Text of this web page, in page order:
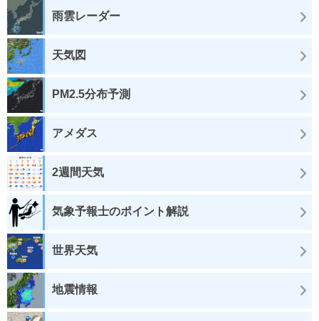
雨雲レーダー
天気図
PM2.5分布予測
アメダス
2週間天気
気象予報士のポイント解説
世界天気
地震情報